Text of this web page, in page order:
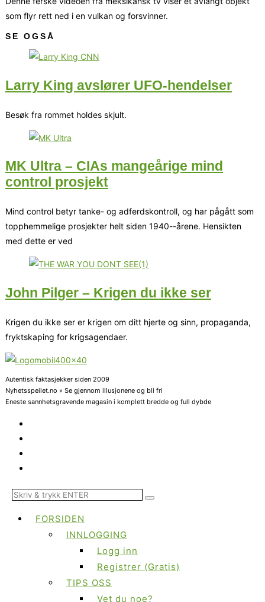
som flyr rett ned i en vulkan og forsvinner.
SE OGSÅ
Larry King avslører UFO-hendelser
Besøk fra rommet holdes skjult.
MK Ultra – CIAs mangeårige mind
control prosjekt
Mind control betyr tanke- og adferdskontroll, og har pågått som
topphemmelige prosjekter helt siden 1940--årene. Hensikten
med dette er ved
John Pilger – Krigen du ikke ser
Krigen du ikke ser er krigen om ditt hjerte og sinn, propaganda,
fryktskaping for krigsagendaer.
Autentisk faktasjekker siden 2009
Nyhetsspeilet.no » Se gjennom illusjonene og bli fri
Eneste sannhetsgravende magasin i komplett bredde og full dybde
FORSIDEN
INNLOGGING
Logg inn
Registrer (Gratis)
TIPS OSS
Vet du noe?